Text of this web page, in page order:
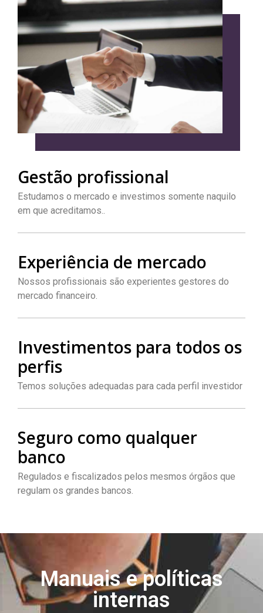
Gestão profissional
Estudamos o mercado e investimos somente naquilo
em que acreditamos..
Experiência de mercado
Nossos profissionais são experientes gestores do
mercado financeiro.
Investimentos para todos os
perfis
Temos soluções adequadas para cada perfil investidor
Seguro como qualquer
banco
Regulados e fiscalizados pelos mesmos órgãos que
regulam os grandes bancos.
Manuais e políticas
internas